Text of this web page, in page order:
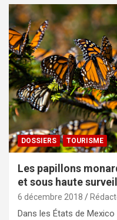
DOSSIERS TOURISME
Les papillons
et sous haute
6 décembre 2018
Dans les États de